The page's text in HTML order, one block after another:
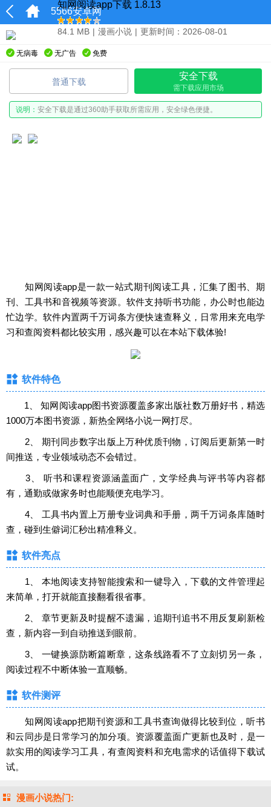
5566安卓网
知网阅读app下载 1.8.13
84.1 MB | 漫画小说 | 更新时间：2026-08-01
无病毒 无广告 免费
普通下载
安全下载
需下载应用市场
说明： 安全下载是通过360助手获取所需应用，安全绿色便捷。
知网阅读app是一款一站式期刊阅读工具，汇集了图书、期
刊、工具书和音视频等资源。软件支持听书功能，办公时也能边
忙边学。软件内置两千万词条方便快速查释义，日常用来充电学
习和查阅资料都比较实用，感兴趣可以在本站下载体验!
软件特色
1、 知网阅读app图书资源覆盖多家出版社数万册好书，精选
1000万本图书资源，新热全网络小说一网打尽。
2、 期刊同步数字出版上万种优质刊物，订阅后更新第一时
间推送，专业领域动态不会错过。
3、 听书和课程资源涵盖面广，文学经典与评书等内容都
有，通勤或做家务时也能顺便充电学习。
4、 工具书内置上万册专业词典和手册，两千万词条库随时
查，碰到生僻词汇秒出精准释义。
软件亮点
1、 本地阅读支持智能搜索和一键导入，下载的文件管理起
来简单，打开就能直接翻看很省事。
2、 章节更新及时提醒不遗漏，追期刊追书不用反复刷新检
查，新内容一到自动推送到眼前。
3、 一键换源防断篇断章，这条线路看不了立刻切另一条，
阅读过程不中断体验一直顺畅。
软件测评
知网阅读app把期刊资源和工具书查询做得比较到位，听书
和云同步是日常学习的加分项。资源覆盖面广更新也及时，是一
款实用的阅读学习工具，有查阅资料和充电需求的话值得下载试
试。
漫画小说热门: